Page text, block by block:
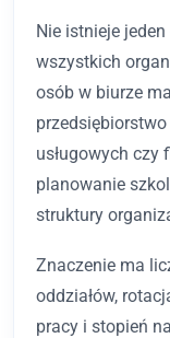
Nie istnieje
wszystkich
osób w biurze
usługowych czy
planowanie
struktury
Znaczenie ma
oddziałów,
pracy i stopień